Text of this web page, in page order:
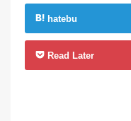
hatebu
Read Later